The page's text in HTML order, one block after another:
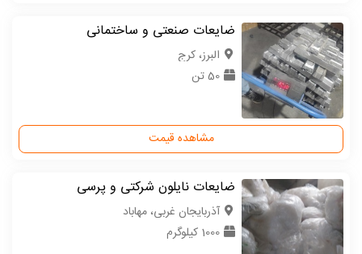
ضایعات صنعتی و ساختمانی
البرز، کرج
50 تن
مشاهده قیمت
ضایعات نایلون شرکتی و پرسی
آذربایجان غربی، مهاباد
1000 کیلوگرم